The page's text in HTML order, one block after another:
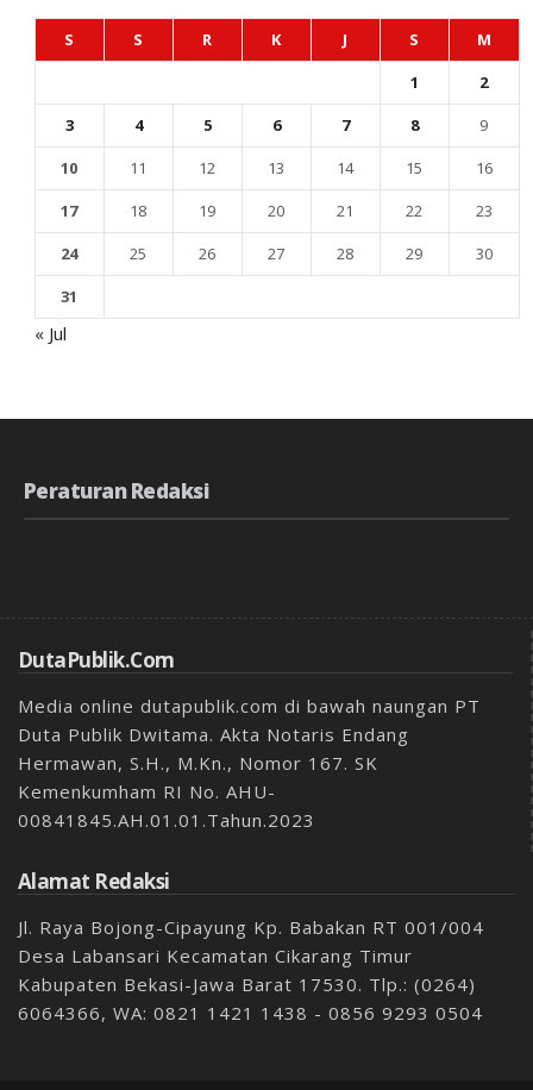
S S R K J S
M
1
2
3
4 5 6 7 8
9
10
11 12 13 14 15
16
17
18 19 20 21 22
23
24
25 26 27 28 29
30
31
« Jul
Peraturan Redaksi
DutaPublik.com
Media online dutapublik.com di bawah naungan PT
Duta Publik Dwitama. Akta Notaris Endang
Hermawan, S.H., M.Kn., Nomor 167. SK
Kemenkumham RI No. AHU-
00841845.AH.01.01.Tahun.2023
Alamat Redaksi
Jl. Raya Bojong-Cipayung Kp. Babakan RT 001/004
Desa Labansari Kecamatan Cikarang Timur
Kabupaten Bekasi-Jawa Barat 17530. Tlp.: (0264)
6064366, WA: 0821 1421 1438 - 0856 9293 0504